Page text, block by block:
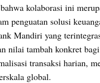
kolaborasi ini
penguatan solusi
Mandiri yang
nilai tambah konkret
transaksi harian,
global.